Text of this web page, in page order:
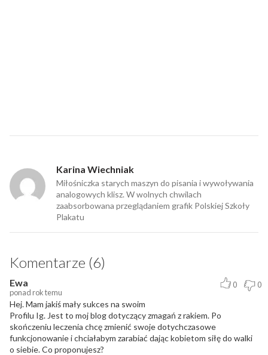
Karina Wiechniak
Miłośniczka starych maszyn do pisania i wywoływania
analogowych klisz. W wolnych chwilach
zaabsorbowana przeglądaniem grafik Polskiej Szkoły
Plakatu
Komentarze (6)
Ewa
ponad rok temu
0 0
Hej. Mam jakiś mały sukces na swoim
Profilu Ig. Jest to moj blog dotyczący zmagań z rakiem. Po
skończeniu leczenia chcę zmienić swoje dotychczasowe
funkcjonowanie i chciałabym zarabiać dając kobietom siłę do walki
o siebie. Co proponujesz?